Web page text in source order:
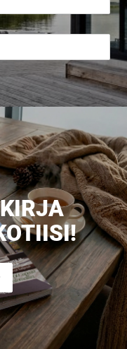
talokirja!